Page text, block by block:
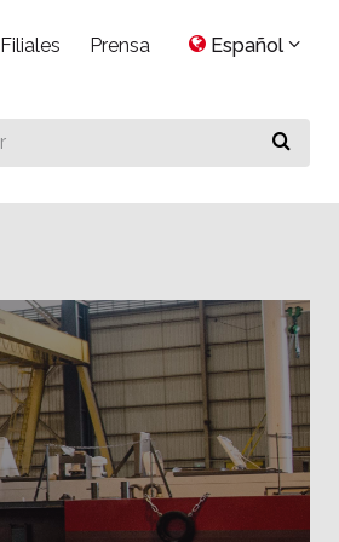
Filiales Prensa Español